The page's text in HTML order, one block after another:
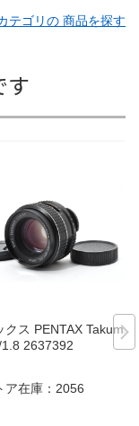
テゴリの 商品を探す
す
ス PENTAX Takumar
2637392
在庫： 2056